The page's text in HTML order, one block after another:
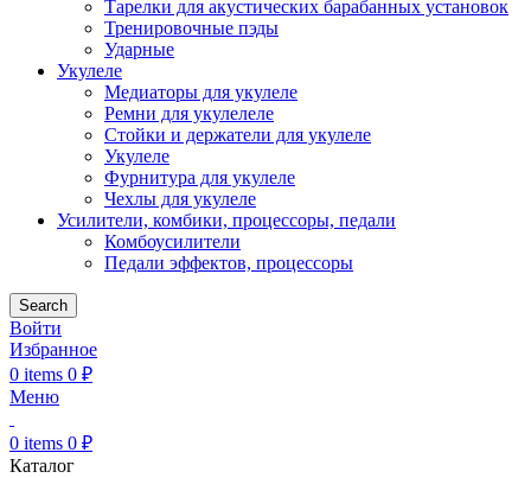
Тарелки для акустических барабанных установок
Тренировочные пэды
Ударные
Укулеле
Медиаторы для укулеле
Ремни для укулелеле
Стойки и держатели для укулеле
Укулеле
Фурнитура для укулеле
Чехлы для укулеле
Усилители, комбики, процессоры, педали
Комбоусилители
Педали эффектов, процессоры
Search
Войти
Избранное
0 items 0 ₽
Меню
0 items 0 ₽
Каталог